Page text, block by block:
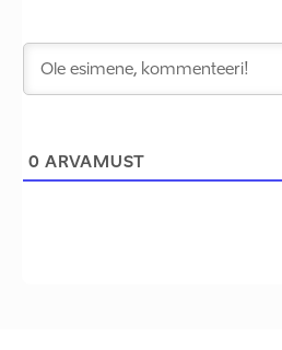
0 ARVAMUST